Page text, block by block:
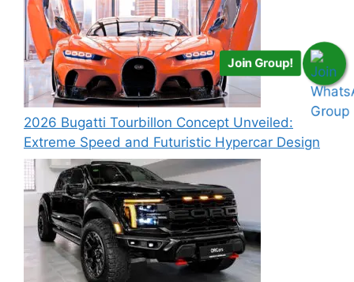
2026 Bugatti Tourbillon Concept Unveiled:
Extreme Speed and Futuristic Hypercar Design
Join Group!